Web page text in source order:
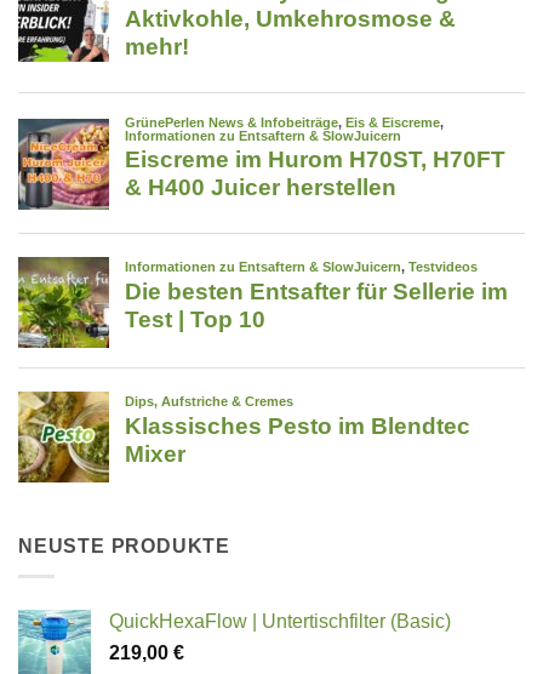
NEUSTE PRODUKTE
QuickHexaFlow | Untertischfilter (Basic)
219,00 €